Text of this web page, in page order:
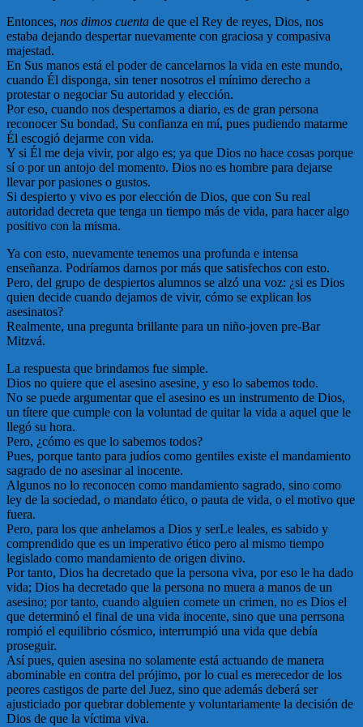
Entonces, nos dimos cuenta de que el Rey de reyes, Dios, nos
estaba dejando despertar nuevamente con graciosa y compasiva
majestad.
En Sus manos está el poder de cancelarnos la vida en este mundo,
cuando Él disponga, sin tener nosotros el mínimo derecho a
protestar o negociar Su autoridad y elección.
Por eso, cuando nos despertamos a diario, es de gran persona
reconocer Su bondad, Su confianza en mí, pues pudiendo matarme
Él escogió dejarme con vida.
Y si Él me deja vivir, por algo es; ya que Dios no hace cosas porque
sí o por un antojo del momento. Dios no es hombre para dejarse
llevar por pasiones o gustos.
Si despierto y vivo es por elección de Dios, que con Su real
autoridad decreta que tenga un tiempo más de vida, para hacer algo
positivo con la misma.
Ya con esto, nuevamente tenemos una profunda e intensa
enseñanza. Podríamos darnos por más que satisfechos con esto.
Pero, del grupo de despiertos alumnos se alzó una voz: ¿si es Dios
quien decide cuando dejamos de vivir, cómo se explican los
asesinatos?
Realmente, una pregunta brillante para un niño-joven pre-Bar
Mitzvá.
La respuesta que brindamos fue simple.
Dios no quiere que el asesino asesine, y eso lo sabemos todo.
No se puede argumentar que el asesino es un instrumento de Dios,
un títere que cumple con la voluntad de quitar la vida a aquel que le
llegó su hora.
Pero, ¿cómo es que lo sabemos todos?
Pues, porque tanto para judíos como gentiles existe el mandamiento
sagrado de no asesinar al inocente.
Algunos no lo reconocen como mandamiento sagrado, sino como
ley de la sociedad, o mandato ético, o pauta de vida, o el motivo que
fuera.
Pero, para los que anhelamos a Dios y serLe leales, es sabido y
comprendido que es un imperativo ético pero al mismo tiempo
legislado como mandamiento de origen divino.
Por tanto, Dios ha decretado que la persona viva, por eso le ha dado
vida; Dios ha decretado que la persona no muera a manos de un
asesino; por tanto, cuando alguien comete un crimen, no es Dios el
que determinó el final de una vida inocente, sino que una perrsona
rompió el equilibrio cósmico, interrumpió una vida que debía
proseguir.
Así pues, quien asesina no solamente está actuando de manera
abominable en contra del prójimo, por lo cual es merecedor de los
peores castigos de parte del Juez, sino que además deberá ser
ajusticiado por quebrar doblemente y voluntariamente la decisión de
Dios de que la víctima viva.